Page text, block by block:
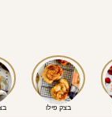
בצק פילו